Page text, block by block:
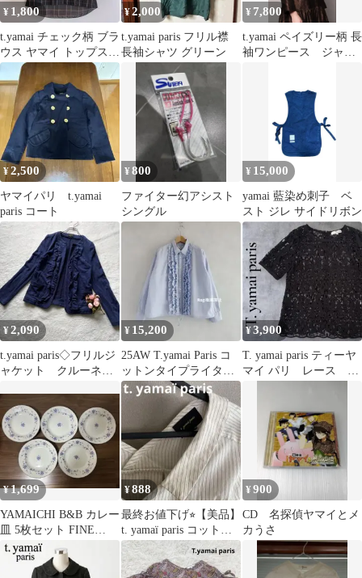
¥ 1,800
t.yamai チェック柄 ブラ
ウス ヤマイ トップス
長袖
¥2,000
t.yamai paris フリル襟
長袖シャツ グリーン
¥ 7,800
t.yamai ペイズリー柄 長
袖ワンピース ジャガ
¥2,500
ヤマイパリ t.yamai
paris コート
¥800
ファイター幻アシスト
シングル
¥ 15,000
yamai 藍染め刺子 ベ
スト ジレ サイドリボン
¥2,090
t.yamai paris◇フリルジ
ャケット クルーネッ
ー 1
¥ 15,200
25AW T.yamai Paris コ
ットンタイプライター
フリルブラウス
¥3,900
T. yamai paris ティーヤ
マイ パリ レース 半
¥1,699
YAMAICHI B&B カレー
皿 5枚セット FINE
CHINA
¥888
最終お値下げ⭐︎【美品】
t. yamaï paris コットン
ブラウス
¥900
CD 名探偵ヤマイとメ
カうさ